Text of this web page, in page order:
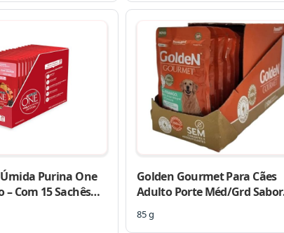
Purina One
– Com 15 Sachês
Golden Gourmet Para Cães
Adulto Porte Méd/Grd Sabor
unidades
85 g